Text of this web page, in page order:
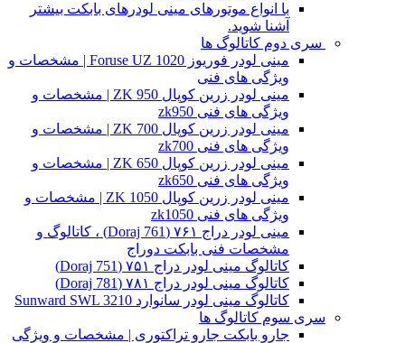
با انواع موتورهای مینی لودرهای بابکت بیشتر
آشنا شوید.
سری دوم کاتالوگ ها
مینی لودر فوریوز Foruse UZ 1020 | مشخصات و
ویژگی های فنی
مینی لودر زرین کوپال ZK 950 | مشخصات و
ویژگی های فنی zk950
مینی لودر زرین کوپال ZK 700 | مشخصات و
ویژگی های فنی zk700
مینی لودر زرین کوپال ZK 650 | مشخصات و
ویژگی های فنی zk650
مینی لودر زرین کوپال ZK 1050 | مشخصات و
ویژگی های فنی zk1050
مینی لودر دراج ۷۶۱ (Doraj 761) ، کاتالوگ و
مشخصات فنی بابکت دوراج
کاتالوگ مینی لودر دراج ۷۵۱ (Doraj 751)
کاتالوگ مینی لودر دراج ۷۸۱ (Doraj 781)
کاتالوگ مینی لودر سانوارد Sunward SWL 3210
سری سوم کاتالوگ ها
جارو بابکت جارو تراکتوری | مشخصات و ویژگی